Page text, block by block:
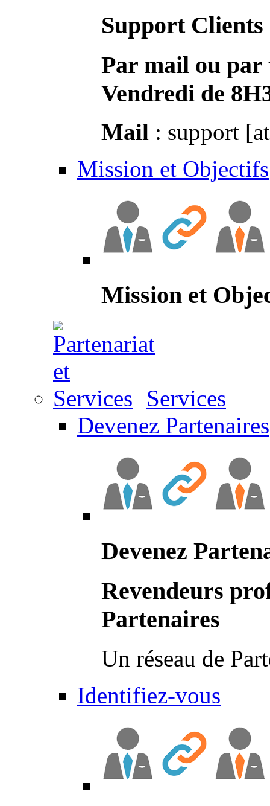
Support Clients
Par mail ou par
Vendredi de
Mail : support
Mission et Objectifs
Mission et
Services
Devenez Partenaires
Devenez
Revendeurs
Partenaires
Un réseau de
Identifiez-vous